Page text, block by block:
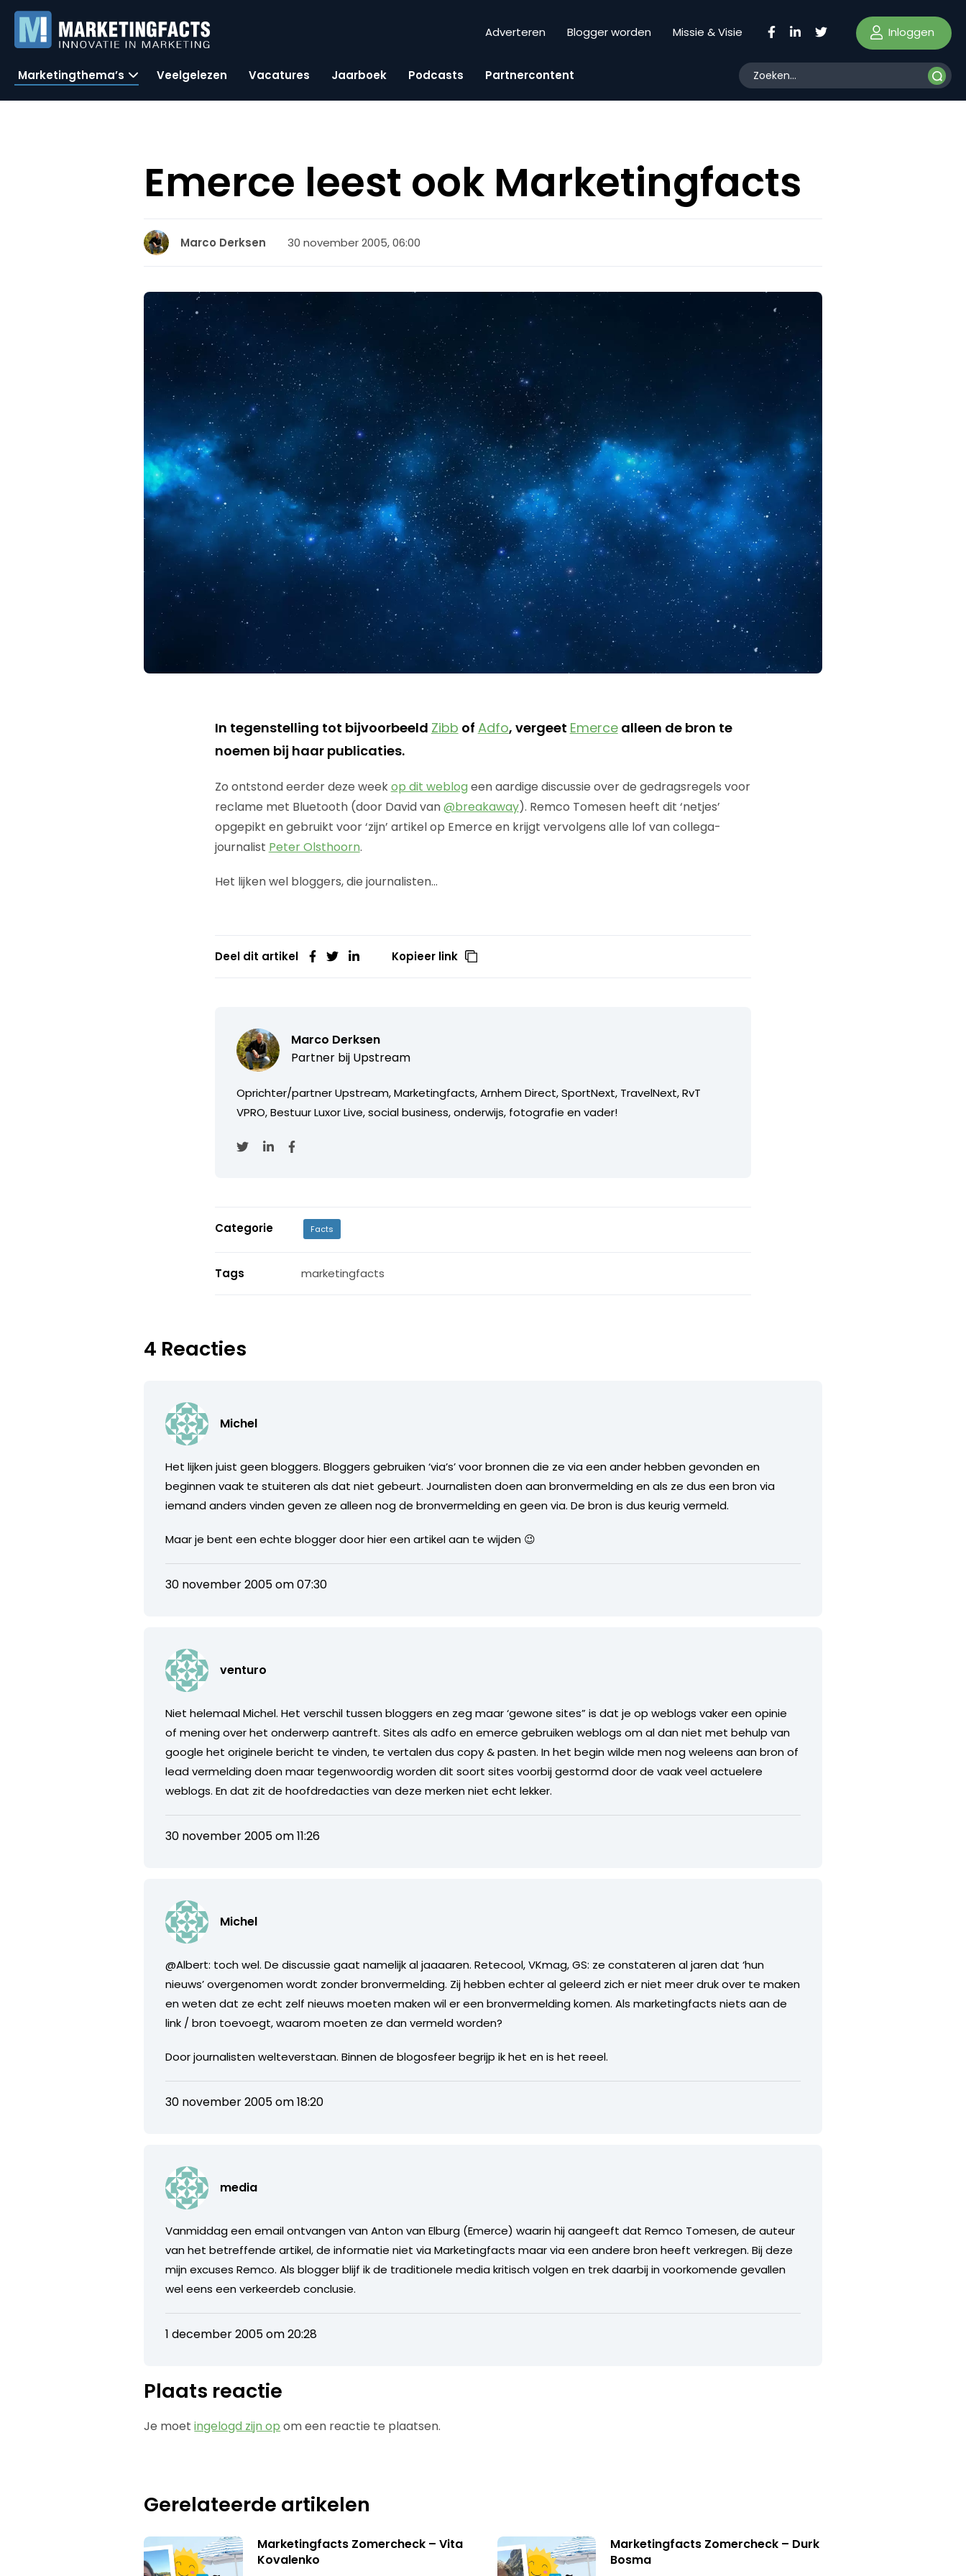
Adverteren Blogger worden Missie & Visie Inloggen
Marketingthema’s Veelgelezen Vacatures Jaarboek Podcasts Partnercontent
Emerce leest ook Marketingfacts
Marco Derksen 30 november 2005, 06:00
In tegenstelling tot bijvoorbeeld Zibb of Adfo, vergeet Emercealleen de bron te
noemen bij haar publicaties.
Zo ontstond eerder deze weekop dit weblog een aardige discussie over de gedragsregels voor
reclame met Bluetooth (door David van@breakaway). Remco Tomesen heeft dit ‘netjes’
opgepikt en gebruikt voor ‘zijn’ artikel op Emerce en krijgt vervolgens alle lof van collega-
journalist Peter Olsthoorn.
Het lijken wel bloggers, die journalisten…
Deel dit artikel Kopieer link
Marco Derksen
Partner bij Upstream
Oprichter/partner Upstream, Marketingfacts, Arnhem Direct, SportNext, TravelNext, RvT
VPRO, Bestuur Luxor Live, social business, onderwijs, fotografie en vader!
Categorie Facts
Tags marketingfacts
4 Reacties
Michel
Het lijken juist geen bloggers. Bloggers gebruiken ‘via’s’ voor bronnen die ze via een ander hebben gevonden en
beginnen vaak te stuiteren als dat niet gebeurt. Journalisten doen aan bronvermelding en als ze dus een bron via
iemand anders vinden geven ze alleen nog de bronvermelding en geen via. De bron is dus keurig vermeld.
Maar je bent een echte blogger door hier een artikel aan te wijden 😉
30 november 2005 om 07:30
venturo
Niet helemaal Michel. Het verschil tussen bloggers en zeg maar ‘gewone sites” is dat je op weblogs vaker een opinie
of mening over het onderwerp aantreft. Sites als adfo en emerce gebruiken weblogs om al dan niet met behulp van
google het originele bericht te vinden, te vertalen dus copy & pasten. In het begin wilde men nog weleens aan bron of
lead vermelding doen maar tegenwoordig worden dit soort sites voorbij gestormd door de vaak veel actuelere
weblogs. En dat zit de hoofdredacties van deze merken niet echt lekker.
30 november 2005 om 11:26
Michel
@Albert: toch wel. De discussie gaat namelijk al jaaaaren. Retecool, VKmag, GS: ze constateren al jaren dat ‘hun
nieuws’ overgenomen wordt zonder bronvermelding. Zij hebben echter al geleerd zich er niet meer druk over te maken
en weten dat ze echt zelf nieuws moeten maken wil er een bronvermelding komen. Als marketingfacts niets aan de
link / bron toevoegt, waarom moeten ze dan vermeld worden?
Door journalisten welteverstaan. Binnen de blogosfeer begrijp ik het en is het reeel.
30 november 2005 om 18:20
media
Vanmiddag een email ontvangen van Anton van Elburg (Emerce) waarin hij aangeeft dat Remco Tomesen, de auteur
van het betreffende artikel, de informatie niet via Marketingfacts maar via een andere bron heeft verkregen. Bij deze
mijn excuses Remco. Als blogger blijf ik de traditionele media kritisch volgen en trek daarbij in voorkomende gevallen
wel eens een verkeerdeb conclusie.
1 december 2005 om 20:28
Plaats reactie
Je moetingelogd zijn op om een reactie te plaatsen.
Gerelateerde artikelen
Marketingfacts Zomercheck – Vita
Kovalenko
Marketingfacts Zomercheck – Durk
Bosma